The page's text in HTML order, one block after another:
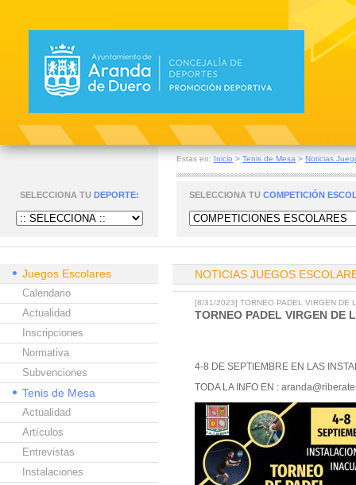
Estas en: Inicio > Tenis de Mesa > Noticias
SELECCIONA TU DEPORTE: SELECCIONA TU COMPETICIÓN
Juegos Escolares
Calendario
Actualidad
Inscripciones
Normativa
Subvenciones
Tenis de Mesa
Actualidad
Artículos
Entrevistas
Instalaciones
NOTICIAS JUEGOS
[8/31/2023] TORNEO PADEL VIRGEN DE
TORNEO PADEL VIRGEN DE
4-8 DE SEPTIEMBRE EN LAS
TODA LA INFO EN :